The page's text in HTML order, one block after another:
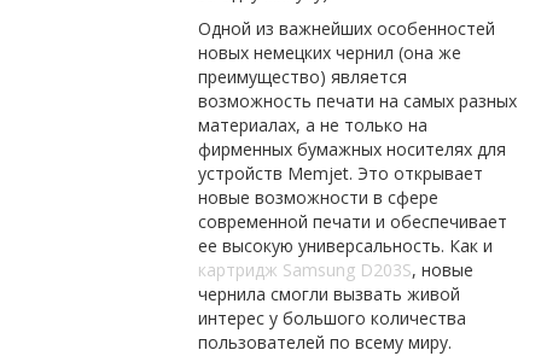
Одной из важнейших особенностей
новых немецких чернил (она же
преимущество) является
возможность печати на самых разных
материалах, а не только на
фирменных бумажных носителях для
устройств Memjet. Это открывает
новые возможности в сфере
современной печати и обеспечивает
ее высокую универсальность. Как и
картридж Samsung D203S, новые
чернила смогли вызвать живой
интерес у большого количества
пользователей по всему миру.